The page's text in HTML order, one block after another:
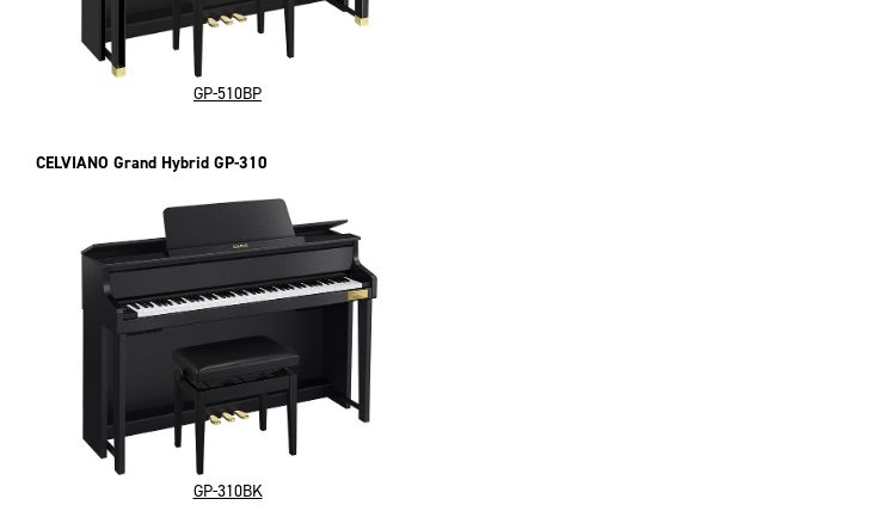
GP-510BP
CELVIANO Grand Hybrid GP-310
GP-310BK